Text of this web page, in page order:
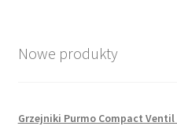
Nowe produkty
Grzejniki Purmo Compact Ventil